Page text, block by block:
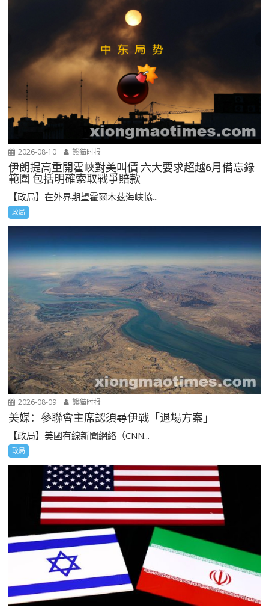
2026-08-10 熊猫时报
伊朗提高重開霍峽對美叫價 六大要求超越6月備忘錄
範圍 包括明確索取戰爭賠款
【政局】在外界期望霍爾木茲海峽協...
政局
2026-08-09 熊猫时报
美媒：參聯會主席認須尋伊戰「退場方案」
【政局】美國有線新聞網絡（CNN...
政局